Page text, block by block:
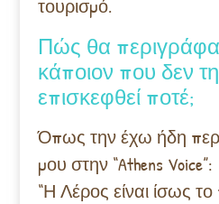
τουρισμό.
Πώς θα
κάποιον που δεν
επισκεφθεί ποτέ;
Όπως την έχω ήδη
μου στην “Athens Voice”:
“Η Λέρος είναι ίσως το